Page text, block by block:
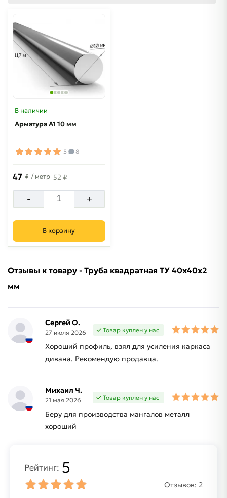
В наличии
Арматура А1 10 мм
5 8
47 ₽ / метр 52 ₽
- +
В корзину
Отзывы к товару - Труба квадратная ТУ 40х40х2
мм
Сергей О.
27 июля 2026 Товар куплен у нас
Хороший профиль, взял для усиления каркаса
дивана. Рекомендую продавца.
Михаил Ч.
21 мая 2026 Товар куплен у нас
Беру для производства мангалов металл
хороший
Рейтинг: 5
Отзывов: 2